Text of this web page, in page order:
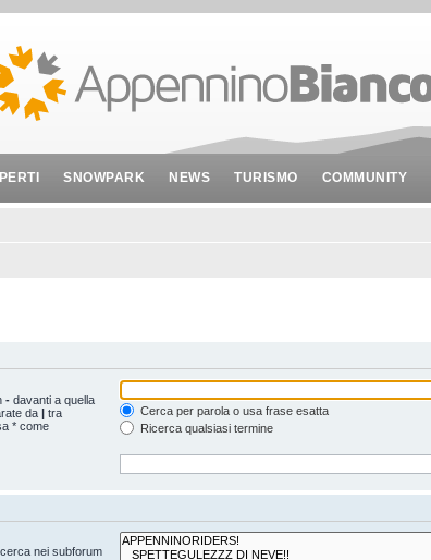
SNOWPARK NEWS TURISMO COMMUNITY
- davanti a quella
da | tra
* come
Cerca per parola o usa frase esatta
Ricerca qualsiasi termine
nei subforum